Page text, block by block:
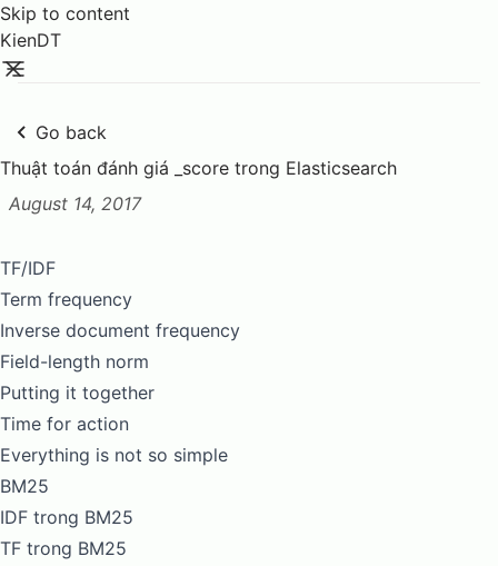
Skip to content
KienDT
Go back
Thuật toán đánh giá _score trong Elasticsearch
Posted on:
August 14, 2017
TF/IDF
Term frequency
Inverse document frequency
Field-length norm
Putting it together
Time for action
Everything is not so simple
BM25
IDF trong BM25
TF trong BM25